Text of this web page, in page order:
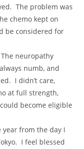
The problem was
chemo kept on
be considered for
neuropathy
numb, and
I didn’t care,
at full strength,
become eligible
year from the day I
I feel blessed